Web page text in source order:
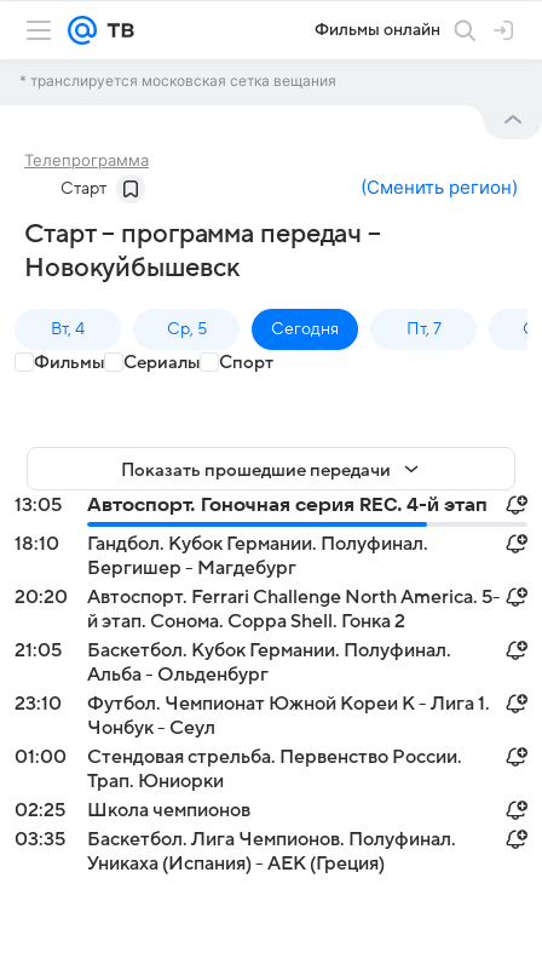
Фильмы онлайн
* транслируется московская сетка вещания
Телепрограмма
Старт (Сменить регион)
Старт – программа передач –
Новокуйбышевск
Вт, 4 Ср, 5 Сегодня Пт, 7
Фильмы Сериалы Спорт
Показать прошедшие передачи
13:05
Автоспорт. Гоночная серия REC. 4-й этап
18:10
Гандбол. Кубок Германии. Полуфинал.
Бергишер - Магдебург
20:20
Автоспорт. Ferrari Challenge North America. 5-
й этап. Сонома. Coppa Shell. Гонка 2
21:05
Баскетбол. Кубок Германии. Полуфинал.
Альба - Ольденбург
23:10
Футбол. Чемпионат Южной Кореи К - Лига 1.
Чонбук - Сеул
01:00
Стендовая стрельба. Первенство России.
Трап. Юниорки
02:25
Школа чемпионов
03:35
Баскетбол. Лига Чемпионов. Полуфинал.
Уникаха (Испания) - АЕК (Греция)